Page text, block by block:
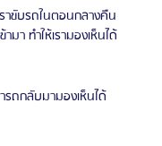
าขับรถในตอนกลางคืน
มา ทำให้เรามองเห็นได้
รถกลับมามองเห็นได้